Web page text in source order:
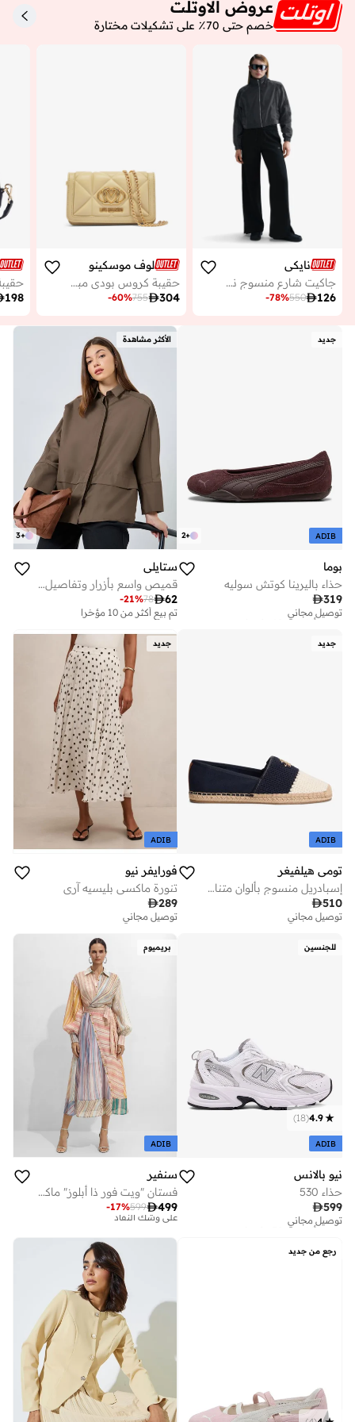
عروض الاوتلت
خصم حتى 70٪ على تشكيلات مختارة
نايكي
جاكيت شارع منسوج نسائي
126
550
-78%
لوف موسكينو
حقيبة كروس بودي مبطنة من جلد البولي يوريثين
304
755
-60%
198
جديد
+
2 ADIB
بوما
حذاء باليرينا كوتش سوليه
319
توصيل مجاني
تم بيع أكثر من 10 مؤخرا
الأكثر مشاهدة
+
3
ستايلي
قميص واسع بأزرار وتفاصيل ألواح
62
78
-21%
تم بيع أكثر من 10 مؤخرا
جديد
ADIB
تومي هيلفيغر
إسبادريل منسوج بألوان متناقضة وشعار معدني
510
توصيل مجاني
جديد
ADIB
فورايفر نيو
تنورة ماكسي بليسيه آري
289
توصيل مجاني
للجنسين
4.9
(
18
)
ADIB
نيو بالانس
حذاء 530
599
توصيل مجاني
تم بيع أكثر من 50 مؤخرا
بريميوم
ADIB
سنفير
فستان "ويت فور ذا أبلوز" ماكسي بخطوط متعددة الألوان وأكمام منتفخة
499
599
-17%
توصيل مجاني
على وشك النفاد
تم بيع أكثر من 30 مؤخرا
على وشك النفاد
رجع من جديد